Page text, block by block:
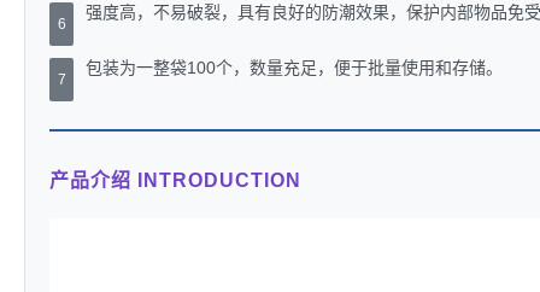
6
强度高，不易破裂，具有良好的防潮效果，保护内部物品免
7
包装为一整袋100个，数量充足，便于批量使用和存储。
产品介绍 INTRODUCTION